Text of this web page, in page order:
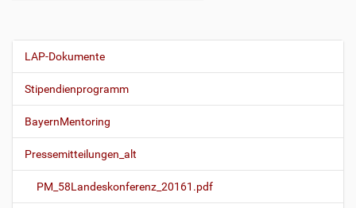
N
i
g
a
i
LAP-Dokumente
Stipendienprogramm
BayernMentoring
Pressemitteilungen_alt
PM_58Landeskonferenz_20161.pdf